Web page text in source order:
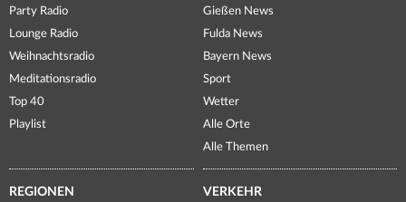
Party Radio
Lounge Radio
Weihnachtsradio
Meditationsradio
Top 40
Playlist
Gießen News
Fulda News
Bayern News
Sport
Wetter
Alle Orte
Alle Themen
REGIONEN VERKEHR